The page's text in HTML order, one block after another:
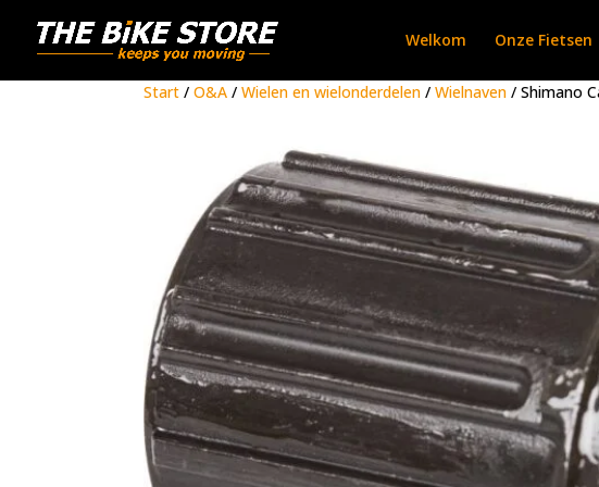
Welkom Onze Fietsen
Start/ O&A/ Wielen en wielonderdelen/ Wielnaven/ Shimano